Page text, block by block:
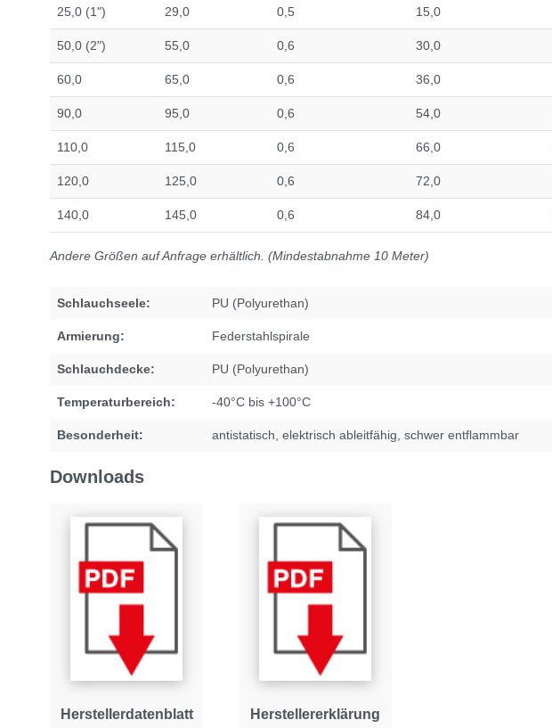
25,0 (1") 29,0 0,5 15,0
50,0 (2") 55,0 0,6 30,0
60,0 65,0 0,6 36,0
90,0 95,0 0,6 54,0
110,0 115,0 0,6 66,0
120,0 125,0 0,6 72,0
140,0 145,0 0,6 84,0
Andere Größen auf Anfrage erhältlich. (Mindestabnahme 10 Meter)
Schlauchseele: PU (Polyurethan)
Armierung: Federstahlspirale
Schlauchdecke: PU (Polyurethan)
Temperaturbereich: -40°C bis +100°C
Besonderheit: antistatisch , elektrisch ableitfähig , schwer entflammbar
Downloads
Herstellerdatenblatt
Herstellererklärung